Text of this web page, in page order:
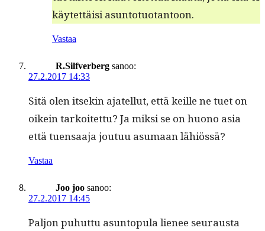
käytet­täisi asuntotuotantoon.
Vastaa
R.Silfverberg sanoo:
27.2.2017 14:33
Sitä olen itsekin ajatel­lut, että keille ne tuet on
oikein tarkoitet­tu? Ja mik­si se on huono asia
että tuen­saa­ja joutuu asumaan lähiössä?
Vastaa
Joo joo sanoo:
27.2.2017 14:45
Paljon puhut­tu asun­top­u­la lie­nee seu­raus­ta